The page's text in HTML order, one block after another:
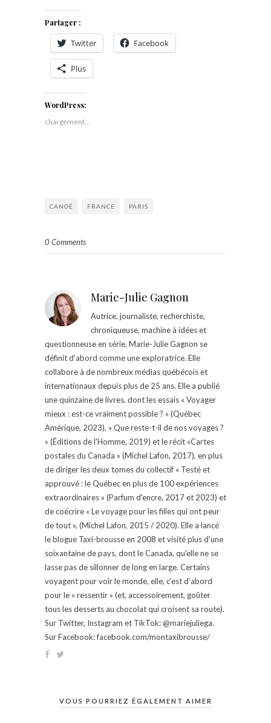
Partager :
Twitter Facebook
Plus
WordPress:
chargement…
CANOË FRANCE PARIS
0 Comments
Marie-Julie Gagnon
Autrice, journaliste, recherchiste,
chroniqueuse, machine à idées et
questionneuse en série, Marie-Julie Gagnon se
définit d’abord comme une exploratrice. Elle
collabore à de nombreux médias québécois et
internationaux depuis plus de 25 ans. Elle a publié
une quinzaine de livres, dont les essais « Voyager
mieux : est-ce vraiment possible ? » (Québec
Amérique, 2023), « Que reste-t-il de nos voyages ?
» (Éditions de l'Homme, 2019) et le récit «Cartes
postales du Canada » (Michel Lafon, 2017), en plus
de diriger les deux tomes du collectif « Testé et
approuvé : le Québec en plus de 100 expériences
extraordinaires » (Parfum d'encre, 2017 et 2023) et
de coécrire « Le voyage pour les filles qui ont peur
de tout », (Michel Lafon, 2015 / 2020). Elle a lancé
le blogue Taxi-brousse en 2008 et visité plus d'une
soixantaine de pays, dont le Canada, qu'elle ne se
lasse pas de sillonner de long en large. Certains
voyagent pour voir le monde, elle, c’est d’abord
pour le « ressentir » (et, accessoirement, goûter
tous les desserts au chocolat qui croisent sa route).
Sur Twitter, Instagram et TikTok: @mariejuliega.
Sur Facebook: facebook.com/montaxibrousse/
VOUS POURRIEZ ÉGALEMENT AIMER